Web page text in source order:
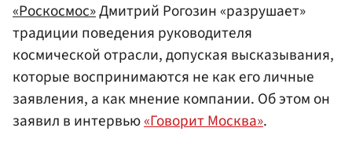
«Роскосмос»Дмитрий Рогозин «разрушает»
традиции поведения руководителя
космической отрасли, допуская высказывания,
которые воспринимаются не как его личные
заявления, а как мнение компании. Об этом он
заявил в интервью«Говорит Москва».